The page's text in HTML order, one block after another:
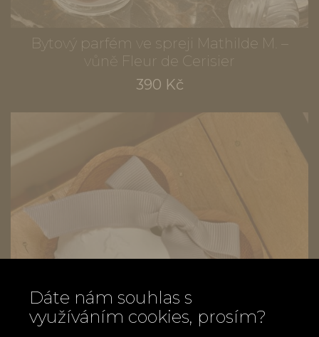
Bytový parfém ve spreji Mathilde M. –
vůně Fleur de Cerisier
390 Kč
Dáte nám souhlas s
využíváním cookies, prosím?